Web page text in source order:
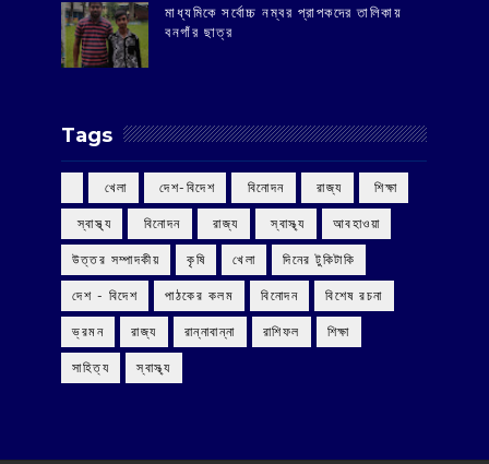
মাধ্যমিকে সর্বোচ্চ নম্বর প্রাপকদের তালিকায়
বনগাঁর ছাত্র
Tags
‌ খেলা ‌ দেশ-বিদেশ ‌ বিনোদন ‌ রাজ্য ‌ শিক্ষা
‌ স্বাস্থ্য ‌ বিনোদন ‌ রাজ্য ‌ স্বাস্থ্য আবহাওয়া
উত্তর সম্পাদকীয় কৃষি খেলা দিনের টুকিটাকি
দেশ - বিদেশ পাঠকের কলম বিনোদন বিশেষ রচনা
ভ্রমন রাজ্য রান্নাবান্না রাশিফল শিক্ষা
সাহিত্য স্বাস্থ্য